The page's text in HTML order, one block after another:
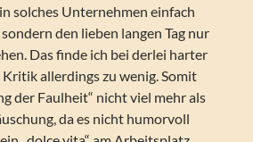
solches Unternehmen einfach
den lieben langen Tag nur
Das finde ich bei derlei harter
allerdings zu wenig. Somit
der Faulheit“ nicht viel mehr als
da es nicht humorvoll